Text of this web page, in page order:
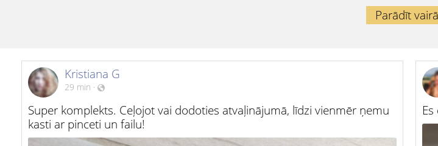
Parādīt
Kristiana G
29 min ·
Super komplekts. Ceļojot vai dodoties atvaļinājumā, līdzi vienmēr ņemu
kasti ar pinceti un failu!